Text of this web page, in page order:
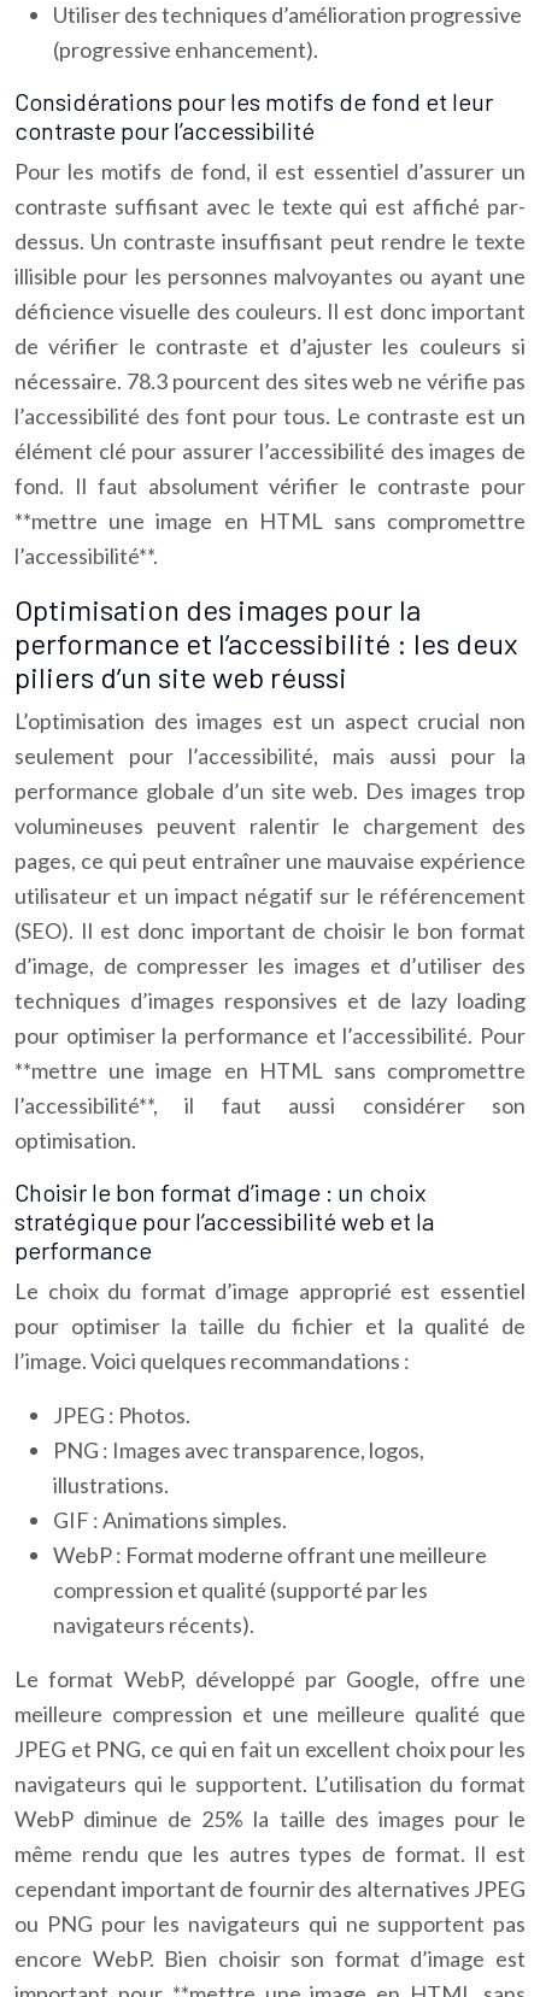
Utiliser des techniques d’amélioration progressive
(progressive enhancement).
Considérations pour les motifs de fond et leur
contraste pour l’accessibilité
Pour les motifs de fond, il est essentiel d’assurer un
contraste suffisant avec le texte qui est affiché par-
dessus. Un contraste insuffisant peut rendre le texte
illisible pour les personnes malvoyantes ou ayant une
déficience visuelle des couleurs. Il est donc important
de vérifier le contraste et d’ajuster les couleurs si
nécessaire. 78.3 pourcent des sites web ne vérifie pas
l’accessibilité des font pour tous. Le contraste est un
élément clé pour assurer l’accessibilité des images de
fond. Il faut absolument vérifier le contraste pour
**mettre une image en HTML sans compromettre
l’accessibilité**.
Optimisation des images pour la
performance et l’accessibilité : les deux
piliers d’un site web réussi
L’optimisation des images est un aspect crucial non
seulement pour l’accessibilité, mais aussi pour la
performance globale d’un site web. Des images trop
volumineuses peuvent ralentir le chargement des
pages, ce qui peut entraîner une mauvaise expérience
utilisateur et un impact négatif sur le référencement
(SEO). Il est donc important de choisir le bon format
d’image, de compresser les images et d’utiliser des
techniques d’images responsives et de lazy loading
pour optimiser la performance et l’accessibilité. Pour
**mettre une image en HTML sans compromettre
l’accessibilité**, il faut aussi considérer son
optimisation.
Choisir le bon format d’image : un choix
stratégique pour l’accessibilité web et la
performance
Le choix du format d’image approprié est essentiel
pour optimiser la taille du fichier et la qualité de
l’image. Voici quelques recommandations :
JPEG : Photos.
PNG : Images avec transparence, logos,
illustrations.
GIF : Animations simples.
WebP : Format moderne offrant une meilleure
compression et qualité (supporté par les
navigateurs récents).
Le format WebP, développé par Google, offre une
meilleure compression et une meilleure qualité que
JPEG et PNG, ce qui en fait un excellent choix pour les
navigateurs qui le supportent. L’utilisation du format
WebP diminue de 25% la taille des images pour le
même rendu que les autres types de format. Il est
cependant important de fournir des alternatives JPEG
ou PNG pour les navigateurs qui ne supportent pas
encore WebP. Bien choisir son format d’image est